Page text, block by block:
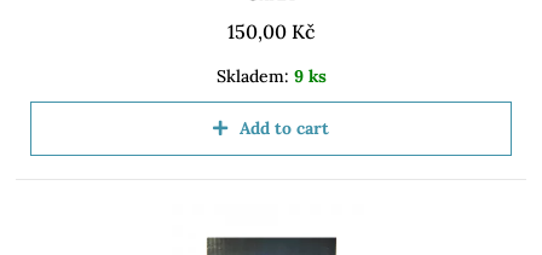
150,00 Kč
Skladem: 9 ks
Add to cart